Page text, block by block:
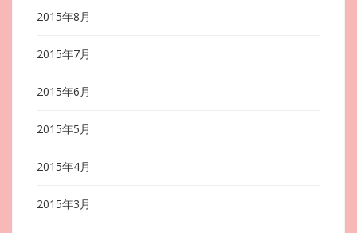
2015年8月
2015年7月
2015年6月
2015年5月
2015年4月
2015年3月